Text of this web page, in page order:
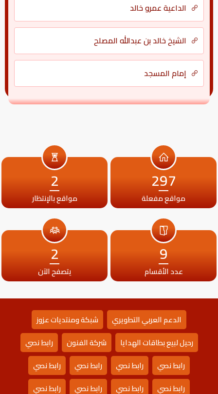
الداعية عمرو خالد
الشيخ خالد بن عبدالله المصلح
إمام المسجد
297
مواقع مفعلة
2
مواقع بالإنتظار
9
عدد الأقسام
2
يتصفح الآن
الدعم العربي التطويري
شبكة ومنتديات عزوز
رحيل لبيع بطاقات الهدايا
شركة الفنون
رابط نصي
رابط نصي
رابط نصي رابط نصي
رابط نصي
رابط نصي
رابط نصي رابط نصي رابط نصي